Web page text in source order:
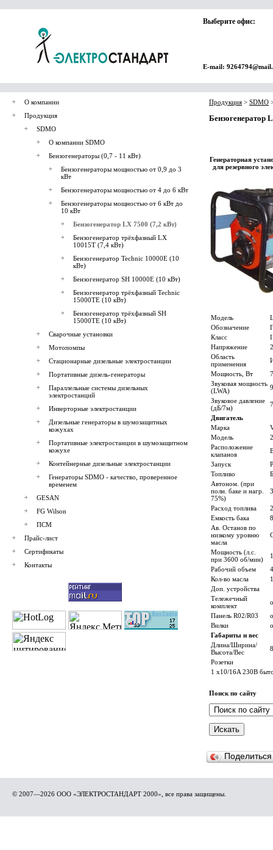
Выберите офис:
E-mail:
О компании
Продукция
SDMO
О компании SDMO
Бензогенераторы (0,7 - 11 кВт)
Бензогенераторы мощностью от 0,9 до 3
кВт
Бензогенераторы мощностью от 4 до 6 кВт
Бензогенераторы мощностью от 6 кВт до
10 кВт
Бензогенератор LX 7500 (7,2 кВт)
Бензогенератор трёхфазный LX
10015T (7,4 кВт)
Бензогенератор Technic 10000E (10
кВт)
Бензогенератор SH 10000E (10 кВт)
Бензогенератор трёхфазный Technic
15000TE (10 кВт)
Бензогенератор трёхфазный SH
15000TE (10 кВт)
Сварочные установки
Мотопомпы
Стационарные дизельные электростанции
Портативные дизель-генераторы
Параллельные системы дизельных
электростанций
Инверторные электростанции
Дизельные генераторы в шумозащитных
кожухах
Портативные электростанции в шумозащитном
кожухе
Контейнерные дизельные электростанции
Генераторы SDMO - качество, проверенное
временем
GESAN
FG Wilson
ПСМ
Прайс-лист
Сертификаты
Контакты
Продукция > SDMO
Бензогенератор
Генераторная
для резервного
Модель
Обозначение
Класс
Напряжение
Область
применения
Мощность, Вт
Звуковая мощность
(LWA)
Звуковое давление
(дБ/7м)
Двигатель
Марка
Модель
Расположение
клапанов
Запуск
Топливо
Автоном. (при
полн. баке и нагр.
75%)
Расход топлива
Емкость бака
Ав. Останов по
низкому уровню
масла
Мощность (л.с.
при 3600 об/мин)
Рабочий объем
Кол-во масла
Доп. устройства
Тележечный
комплект
Панель R02/R03
Вилки
Габариты и вес
Длина/Ширина/
Высота/Вес
Розетки
1 x10/16A 230В
Поиск по сайту
© 2007—2026 ООО «ЭЛЕКТРОСТАНДАРТ 2000», все права защищены.